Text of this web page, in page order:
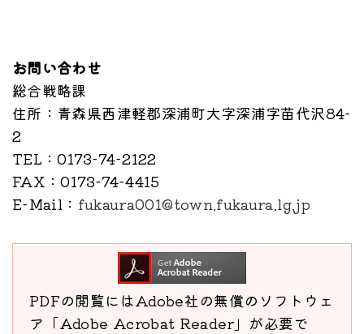
お問い合わせ
総合戦略課
住所 ：青森県西津軽郡深浦町大字深浦字苗代沢84-
2
TEL ：0173-74-2122
FAX ：0173-74-4415
E-Mail ： fukaura001@town.fukaura.lg.jp
PDFの閲覧にはAdobe社の無償のソフトウェ
ア「Adobe Acrobat Reader」が必要で